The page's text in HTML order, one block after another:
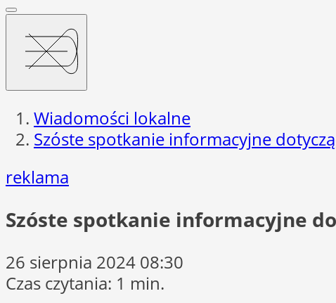
Wiadomości lokalne
Szóste spotkanie informacyjne
reklama
Szóste spotkanie informacyjne
26 sierpnia 2024 08:30
Czas czytania: 1 min.